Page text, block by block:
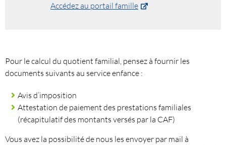
Accédez au portail famille
Pour le calcul du quotient familial, pensez à fournir les
documents suivants au service enfance :
Avis d’imposition
Attestation de paiement des prestations familiales
(récapitulatif des montants versés par la CAF)
Vous avez la possibilité de nous les envoyer par mail à